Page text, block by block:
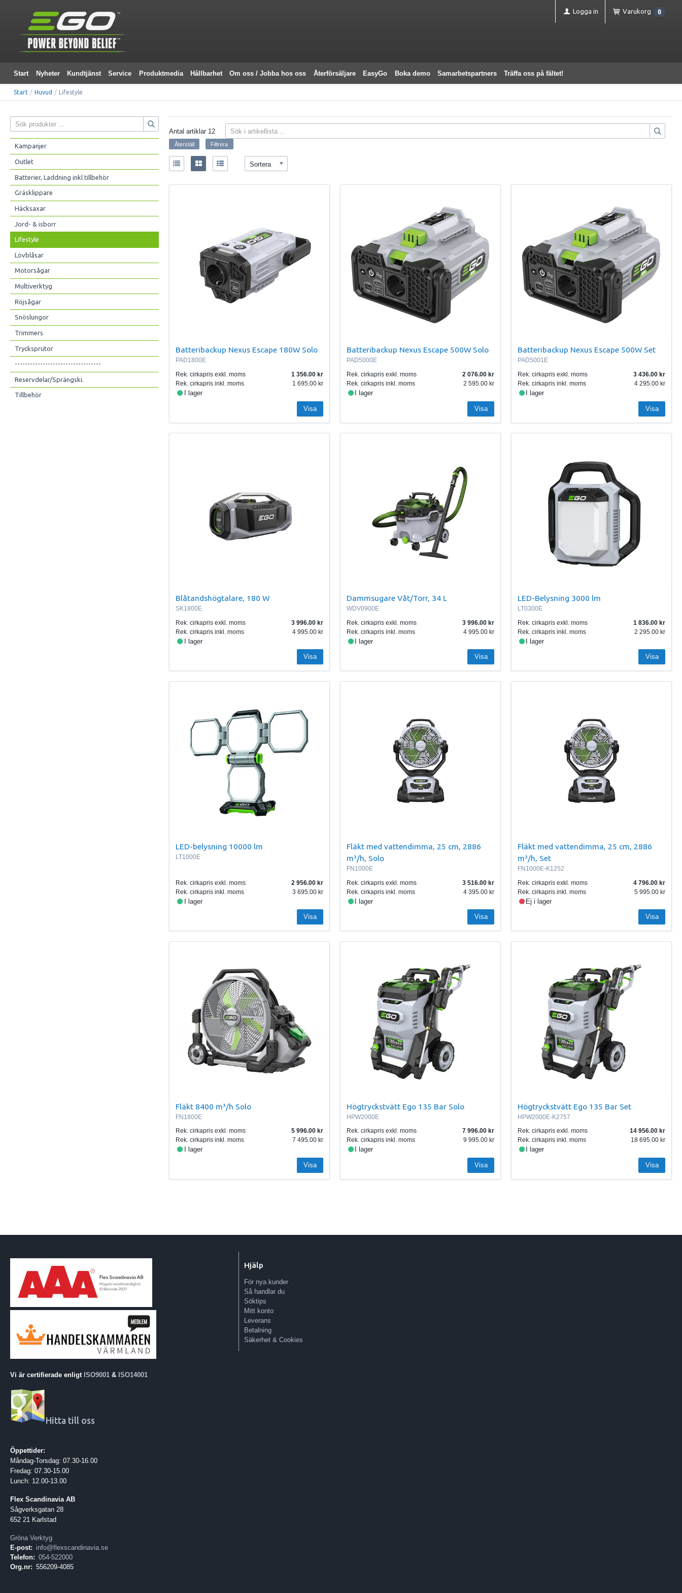
Logga in Varukorg 0
Start Nyheter Kundtjänst Service Produktmedia Hållbarhet Om oss / Jobba hos oss Återförsäljare EasyGo Boka demo Samarbetspartners Träffa oss på fältet!
Start / Huvud / Lifestyle
Kampanjer
Outlet
Batterier, Laddning inkl tillbehör
Gräsklippare
Häcksaxar
Jord- & isborr
Lifestyle
Lövblåsar
Motorsågar
Multiverktyg
Röjsågar
Snöslungor
Trimmers
Trycksprutor
----------------------------------
Reservdelar/Sprängski.
Tillbehör
Antal artiklar 12
Sortera
Batteribackup Nexus Escape 180W Solo
PAD1800E
Rek. cirkapris exkl. moms
1 356.00
Rek. cirkapris inkl. moms
1 695.00
I lager
Visa
Batteribackup Nexus Escape 500W Solo
PAD5000E
Rek. cirkapris exkl. moms
2 076.00
Rek. cirkapris inkl. moms
2 595.00
I lager
Visa
Batteribackup Nexus Escape 500W Set
PAD5001E
Rek. cirkapris exkl. moms
3 436.00
Rek. cirkapris inkl. moms
4 295.00
I lager
Visa
Blåtandshögtalare, 180 W
SK1800E
Rek. cirkapris exkl. moms
3 996.00
Rek. cirkapris inkl. moms
4 995.00
I lager
Visa
Dammsugare Våt/Torr, 34 L
WDV0900E
Rek. cirkapris exkl. moms
3 996.00
Rek. cirkapris inkl. moms
4 995.00
I lager
Visa
LED-Belysning 3000 lm
LT0300E
Rek. cirkapris exkl. moms
1 836.00
Rek. cirkapris inkl. moms
2 295.00
I lager
Visa
LED-belysning 10000 lm
LT1000E
Rek. cirkapris exkl. moms
2 956.00
Rek. cirkapris inkl. moms
3 695.00
I lager
Visa
Fläkt med vattendimma, 25 cm, 2886
m³/h, Solo
FN1000E
Rek. cirkapris exkl. moms
3 516.00
Rek. cirkapris inkl. moms
4 395.00
I lager
Visa
Fläkt med vattendimma, 25 cm, 2886
m³/h, Set
FN1000E-K1252
Rek. cirkapris exkl. moms
4 796.00
Rek. cirkapris inkl. moms
5 995.00
Ej i lager
Visa
Fläkt 8400 m³/h Solo
FN1800E
Rek. cirkapris exkl. moms
5 996.00
Rek. cirkapris inkl. moms
7 495.00
I lager
Visa
Högtryckstvätt Ego 135 Bar Solo
HPW2000E
Rek. cirkapris exkl. moms
7 996.00
Rek. cirkapris inkl. moms
9 995.00
I lager
Visa
Högtryckstvätt Ego 135 Bar Set
HPW2000E-K2757
Rek. cirkapris exkl. moms
14 956.00
Rek. cirkapris inkl. moms
18 695.00
I lager
Visa
Vi är certifierade enligt ISO9001 & ISO14001
Hitta till oss
Öppettider:
Måndag-Torsdag: 07.30-16.00
Fredag: 07.30-15.00
Lunch: 12.00-13.00
Flex Scandinavia AB
Sågverksgatan 28
652 21 Karlstad
Gröna Verktyg
E-post: info@flexscandinavia.se
Telefon: 054-522000
Org.nr: 556209-4085
Hjälp
För nya kunder
Så handlar du
Söktips
Mitt konto
Leverans
Betalning
Säkerhet & Cookies